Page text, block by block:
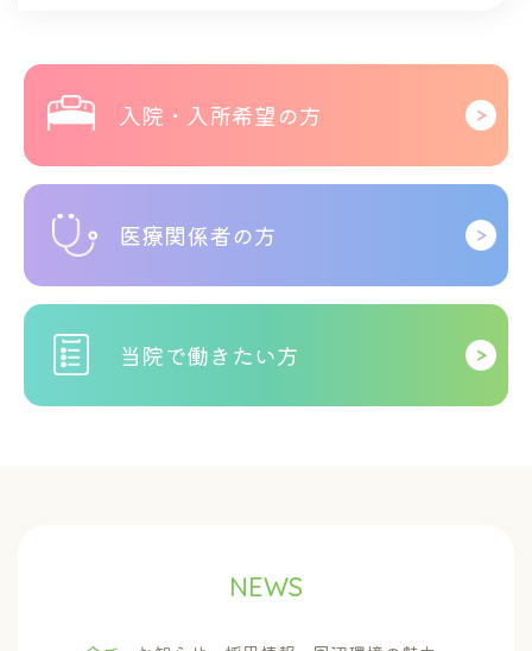
入院・入所希望の方
医療関係者の方
当院で働きたい方
NEWS